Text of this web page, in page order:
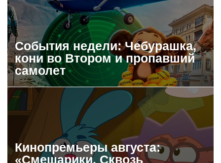
События недели: Чебурашка,
кони во Втором и пропавший
самолет
Кинопремьеры августа:
«Смешарики. Сквозь